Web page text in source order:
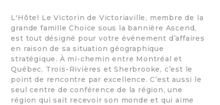
L'Hôtel Le Victorin de Victoriaville, membre de la
grande famille Choice sous la bannière Ascend,
est tout désigné pour votre événement d’affaires
en raison de sa situation géographique
stratégique. À mi-chemin entre Montréal et
Québec, Trois-Rivières et Sherbrooke, c’est le
point de rencontre par excellence. C’est aussi le
seul centre de conférence de la région, une
région qui sait recevoir son monde et qui aime